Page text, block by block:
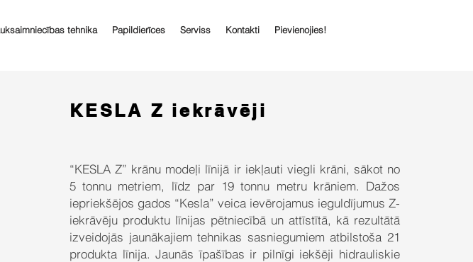
tehnika Papildierīces Serviss Kontakti Pievienojies!
KESLA Z iekrāvēji
“KESLA Z” krānu modeļi līnijā ir iekļauti viegli krāni, sākot no
5 tonnu metriem, līdz par 19 tonnu metru krāniem. Dažos
iepriekšējos gados “Kesla” veica ievērojamus ieguldījumus Z-
iekrāvēju produktu līnijas pētniecībā un attīstītā, kā rezultātā
izveidojās jaunākajiem tehnikas sasniegumiem atbilstoša 21
produkta līnija. Jaunās īpašības ir pilnīgi iekšēji hidrauliskie